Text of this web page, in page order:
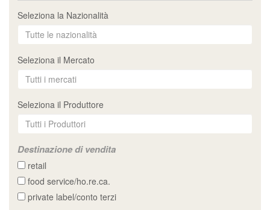
Seleziona la Nazionalità
Seleziona il Mercato
Seleziona il Produttore
Destinazione di vendita
retail
food service/ho.re.ca.
private label/conto terzi